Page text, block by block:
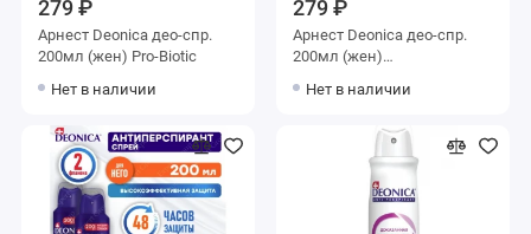
279 ₽
Арнест Deonica део-спр.
200мл (жен) Pro-Biotic
Нет в наличии
279 ₽
Арнест Deonica део-спр.
200мл (жен)
Нет в наличии